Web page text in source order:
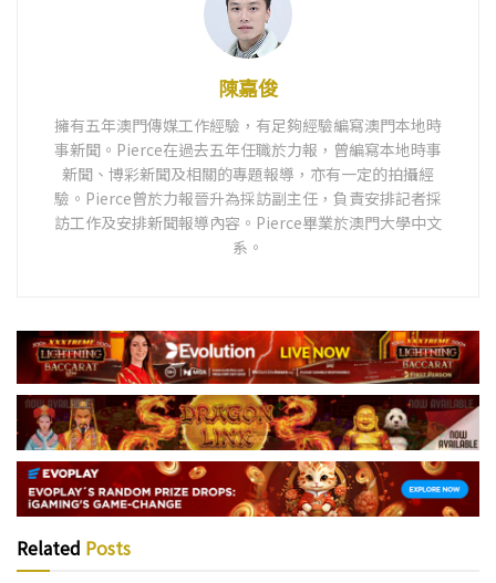
陳嘉俊
擁有五年澳門傳媒工作經驗，有足夠經驗編寫澳門本地時
事新聞。Pierce在過去五年任職於力報，曾編寫本地時事
新聞、博彩新聞及相關的專題報導，亦有一定的拍攝經
驗。Pierce曾於力報晉升為採訪副主任，負責安排記者採
訪工作及安排新聞報導內容。Pierce畢業於澳門大學中文
系。
Related Posts